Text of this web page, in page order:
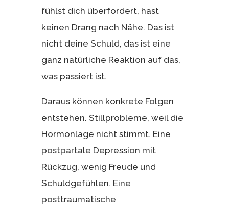
fühlst dich überfordert, hast
keinen Drang nach Nähe. Das ist
nicht deine Schuld, das ist eine
ganz natürliche Reaktion auf das,
was passiert ist.
Daraus können konkrete Folgen
entstehen. Stillprobleme, weil die
Hormonlage nicht stimmt. Eine
postpartale Depression mit
Rückzug, wenig Freude und
Schuldgefühlen. Eine
posttraumatische